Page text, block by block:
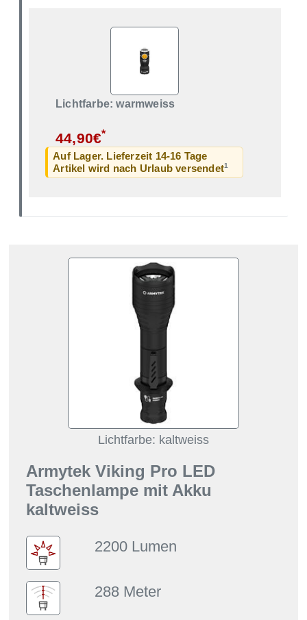
Lichtfarbe: warmweiss
44,90€*
Auf Lager. Lieferzeit 14-16 Tage
Artikel wird nach Urlaub versendet1
Lichtfarbe: kaltweiss
Armytek Viking Pro LED
Taschenlampe mit Akku
kaltweiss
2200 Lumen
288 Meter